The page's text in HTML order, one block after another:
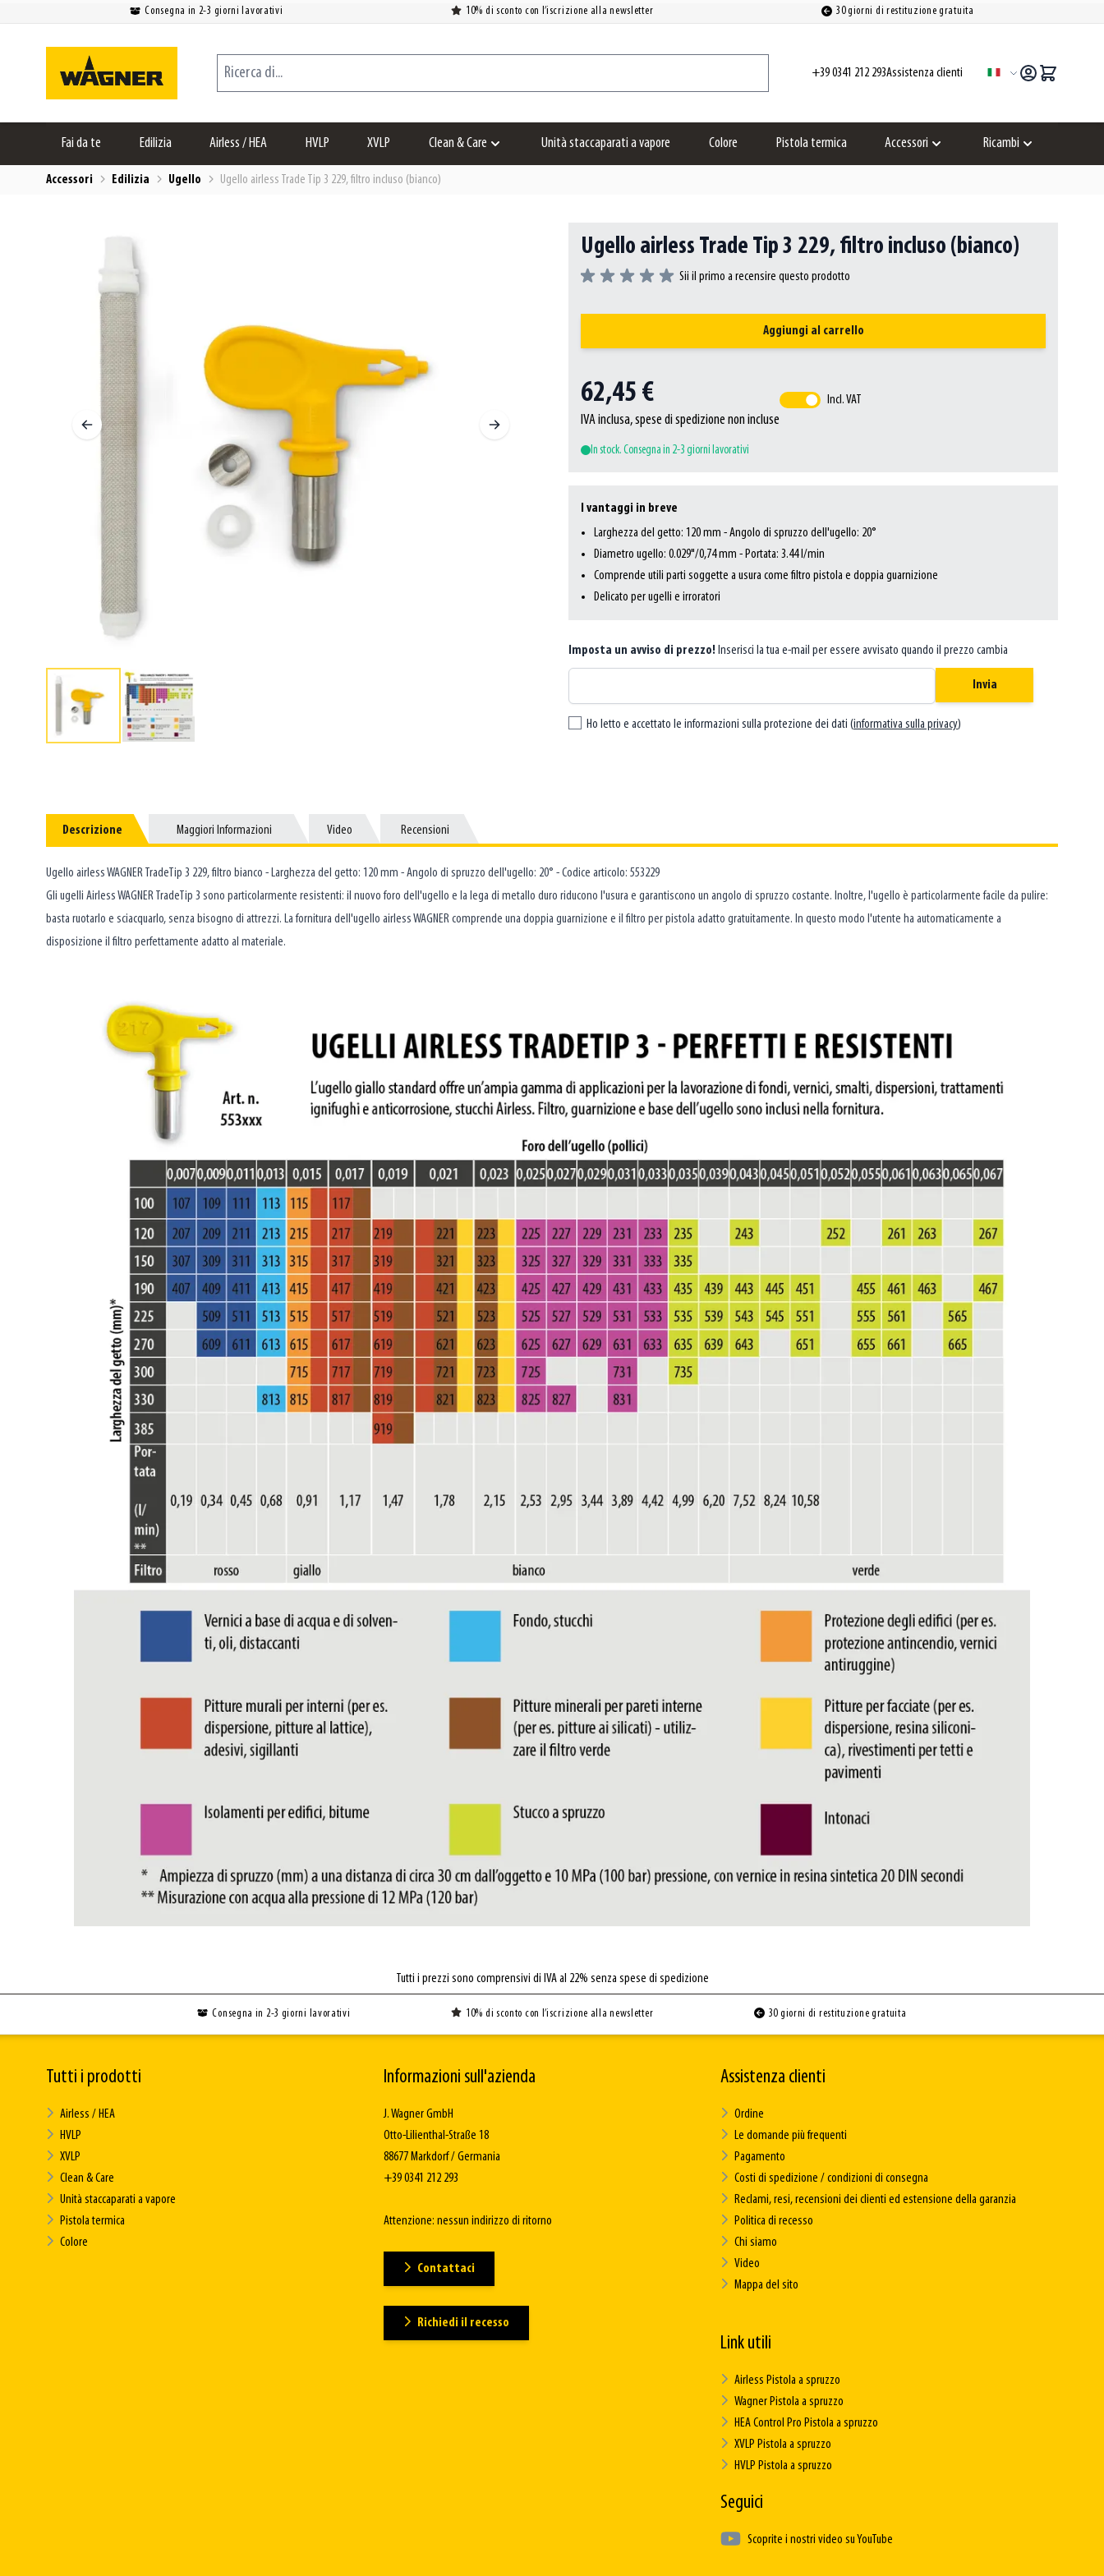
Consegna in 2-3 giorni lavorativi 10% di sconto con l’iscrizione alla newsletter 30 giorni di restituzione gratuita
Ricerca di...
+39 0341 212 293 Assistenza clienti Lingua
Fai da te Edilizia Airless / HEA HVLP XVLP Clean & Care Unità staccaparati a vapore Colore Pistola termica Accessori Ricambi
Accessori
Edilizia Ugello Ugello airless Trade Tip 3 229, filtro incluso (bianco)
Ugello airless Trade Tip 3 229, filtro incluso (bianco)
Sii il primo a recensire questo prodotto
Aggiungi al carrello
62,45 €
IVA inclusa, spese di spedizione non incluse
Incl. VAT
In stock. Consegna in 2-3 giorni lavorativi
I vantaggi in breve
Larghezza del getto: 120 mm - Angolo di spruzzo dell'ugello: 20°
Diametro ugello: 0.029"/0,74 mm - Portata: 3.44 l/min
Comprende utili parti soggette a usura come filtro pistola e doppia guarnizione
Delicato per ugelli e irroratori
Imposta un avviso di prezzo! Inserisci la tua e-mail per essere avvisato quando il prezzo cambia
Invia
Ho letto e accettato le informazioni sulla protezione dei dati (informativa sulla privacy)
Descrizione
Descrizione Maggiori Informazioni
Maggiori Informazioni Video
Video Recensioni
Recensioni
Ugello airless WAGNER TradeTip 3 229, filtro bianco - Larghezza del getto: 120 mm - Angolo di spruzzo dell'ugello: 20° - Codice articolo: 553229
Gli ugelli Airless WAGNER TradeTip 3 sono particolarmente resistenti: il nuovo foro dell'ugello e la lega di metallo duro riducono l'usura e garantiscono un angolo di spruzzo costante. Inoltre, l'ugello è particolarmente facile da pulire:
basta ruotarlo e sciacquarlo, senza bisogno di attrezzi. La fornitura dell'ugello airless WAGNER comprende una doppia guarnizione e il filtro per pistola adatto gratuitamente. In questo modo l'utente ha automaticamente a
disposizione il filtro perfettamente adatto al materiale.
Tutti i prezzi sono comprensivi di IVA al 22% senza spese di spedizione
Consegna in 2-3 giorni lavorativi 10% di sconto con l’iscrizione alla newsletter 30 giorni di restituzione gratuita
Tutti i prodotti
Airless / HEA
HVLP
XVLP
Clean & Care
Unità staccaparati a vapore
Pistola termica
Colore
Informazioni sull'azienda
J. Wagner GmbH
Otto-Lilienthal-Straße 18
88677 Markdorf / Germania
+39 0341 212 293
Attenzione: nessun indirizzo di ritorno
Contattaci
Richiedi il recesso
Assistenza clienti
Ordine
Le domande più frequenti
Pagamento
Costi di spedizione / condizioni di consegna
Reclami, resi, recensioni dei clienti ed estensione della garanzia
Politica di recesso
Chi siamo
Video
Mappa del sito
Link utili
Airless Pistola a spruzzo
Wagner Pistola a spruzzo
HEA Control Pro Pistola a spruzzo
XVLP Pistola a spruzzo
HVLP Pistola a spruzzo
Seguici
Scoprite i nostri video su YouTube